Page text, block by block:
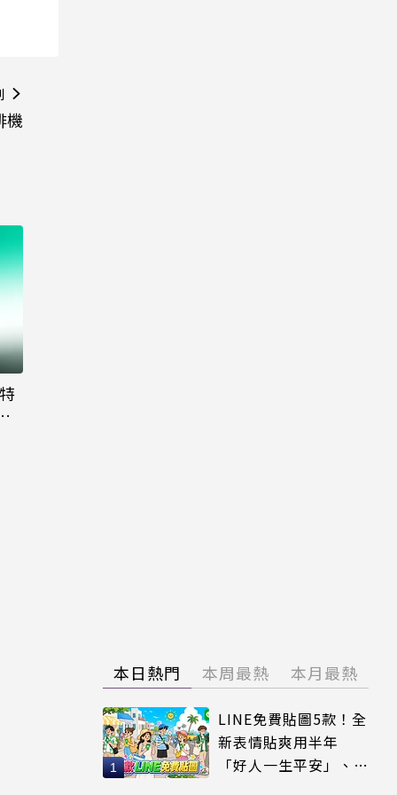
機
本日熱門 本周最熱 本月最熱
LINE免費貼圖5款！全
新表情貼爽用半年
「好人一生平安」、